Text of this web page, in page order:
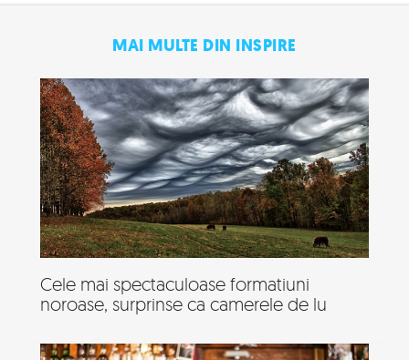
MAI MULTE DIN INSPIRE
Cele mai spectaculoase formatiuni
noroase, surprinse ca camerele de lu